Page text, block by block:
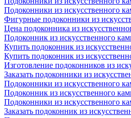
Подоконники из искусственного
Фигурные подоконники из
Цена подоконника из
Подоконник из искусственного
Купить подоконник из
Купить подоконник из
Изготовление подоконников из
Заказать подоконники из
Подоконники из искусственного
Подоконник из искусственного
Подоконники из искусственного
Заказать подоконник из